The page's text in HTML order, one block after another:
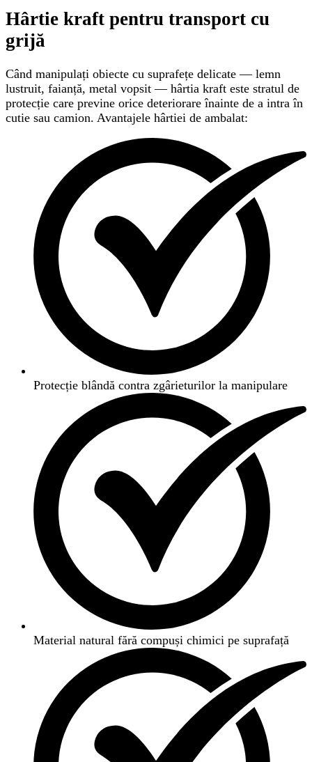
Hârtie kraft pentru transport cu
grijă
Când manipulați obiecte cu suprafețe delicate — lemn
lustruit, faianță, metal vopsit — hârtia kraft este stratul de
protecție care previne orice deteriorare înainte de a intra în
cutie sau camion. Avantajele hârtiei de ambalat:
Protecție blândă contra zgârieturilor la manipulare
Material natural fără compuși chimici pe suprafață